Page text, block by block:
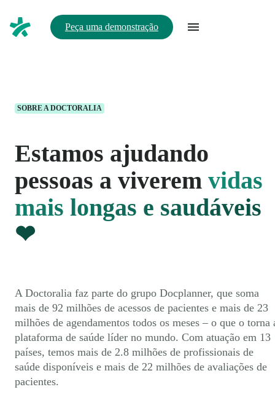
Peça uma demonstração
SOBRE A DOCTORALIA
Estamos ajudando
pessoas a viverem vidas
mais longas e saudáveis
❤
A Doctoralia faz parte do grupo Docplanner, que soma
mais de 92 milhões de acessos de pacientes e mais de 23
milhões de agendamentos todos os meses – o que o torna
plataforma de saúde líder no mundo. Com atuação em 13
países, temos mais de 2.8 milhões de profissionais de
saúde disponíveis e mais de 22 milhões de avaliações de
pacientes.